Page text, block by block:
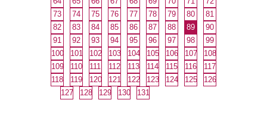
73
74 75 76 77 78 79 80
81
82
83 84 85 86 87 88 89
90
91
92 93 94 95 96 97 98
99
100
101 102 103 104 105 106 107
108
109
110 111 112 113 114 115 116
117
118
119 120 121 122 123 124 125
126
127
128 129 130 131